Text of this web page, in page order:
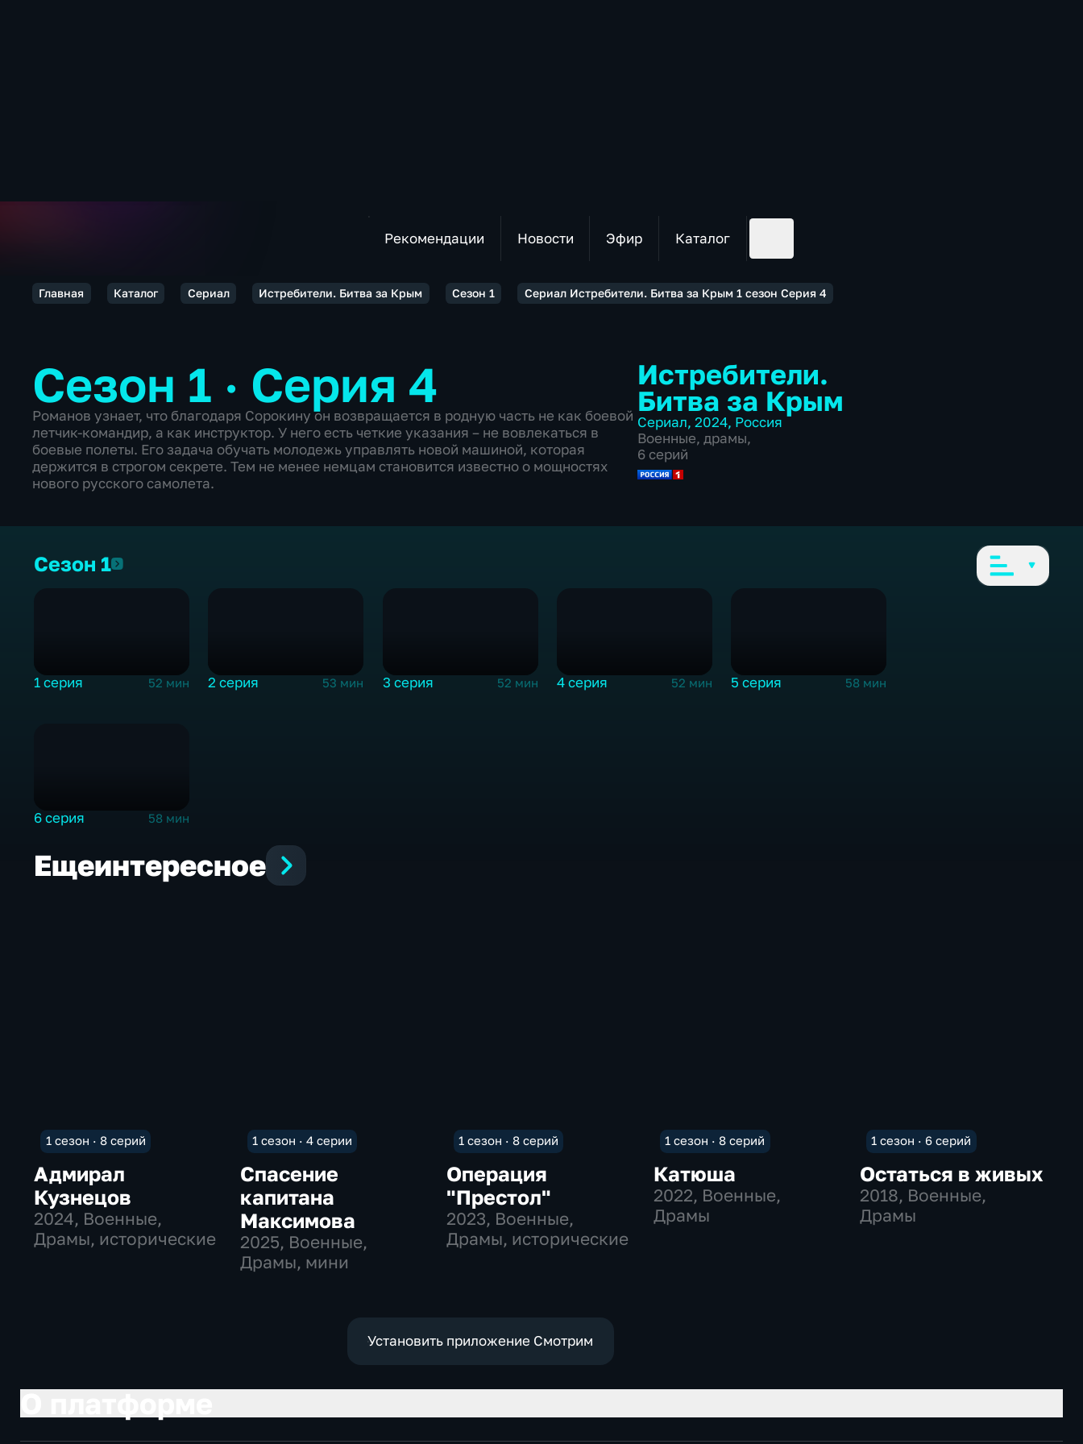
Рекомендации Новости Эфир Каталог
Главная Каталог Сериал Истребители. Битва за Крым Сезон 1 Сериал Истребители. Битва за Крым 1 сезон Серия 4
Сезон 1 · Серия 4
Романов узнает, что благодаря Сорокину он возвращается в родную часть не как боевой
летчик-командир, а как инструктор. У него есть четкие указания – не вовлекаться в
боевые полеты. Его задача обучать молодежь управлять новой машиной, которая
держится в строгом секрете. Тем не менее немцам становится известно о мощностях
нового русского самолета.
Истребители.
Битва за Крым
Сериал, 2024, Россия
Военные, драмы,
6 серий
Сезон 1Сезон 1
1 серия 52 мин 2 серия 53 мин 3 серия 52 мин 4 серия 52 мин 5 серия 58 мин
6 серия 58 мин
Ещеинтересное
1 сезон · 8 серий
Адмирал
Кузнецов
2024, Военные,
Драмы, исторические
1 сезон · 4 серии
Спасение
капитана
Максимова
2025, Военные,
Драмы, мини
1 сезон · 8 серий
Операция
"Престол"
2023, Военные,
Драмы, исторические
1 сезон · 8 серий
Катюша
2022, Военные,
Драмы
1 сезон · 6 серий
Остаться в живых
2018, Военные,
Драмы
Установить приложение Смотрим